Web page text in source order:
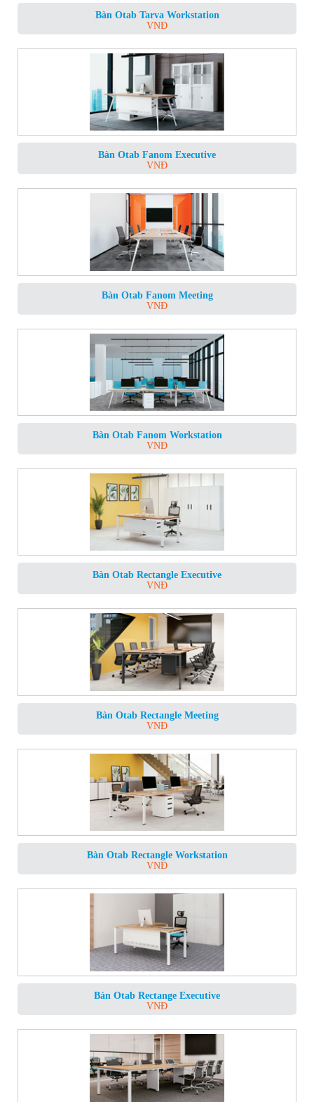
Bàn Otab Tarva Workstation
VNĐ
Bàn Otab Fanom Executive
VNĐ
Bàn Otab Fanom Meeting
VNĐ
Bàn Otab Fanom Workstation
VNĐ
Bàn Otab Rectangle Executive
VNĐ
Bàn Otab Rectangle Meeting
VNĐ
Bàn Otab Rectangle Workstation
VNĐ
Bàn Otab Rectange Executive
VNĐ